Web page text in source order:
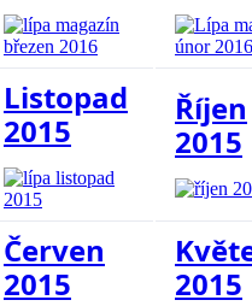
Listopad
2015
Říjen
2015
Červen
2015
2015